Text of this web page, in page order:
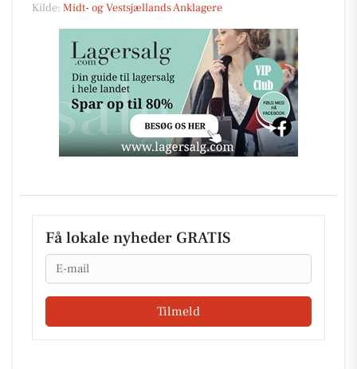
Kilde: Midt- og Vestsjællands Anklagere
Få lokale nyheder GRATIS
Email
Tilmeld